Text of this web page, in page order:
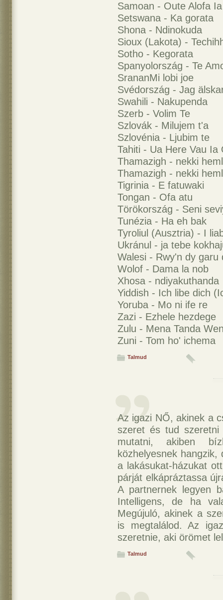
Samoan - Oute Alofa
Setswana - Ka gorata
Shona - Ndinokuda
Sioux (Lakota) -
Sotho - Kegorata
Spanyolország - Te
SrananMi lobi joe
Svédország - Jag
Swahili - Nakupenda
Szerb - Volim Te
Szlovák - Milujem t'a
Szlovénia - Ljubim te
Tahiti - Ua Here Vau Ia
Thamazigh - nekki
Thamazigh - nekki
Tigrinia - E fatuwaki
Tongan - Ofa atu
Törökország - Seni
Tunézia - Ha eh bak
Tyroliul (Ausztria) - I
Ukránul - ja tebe
Walesi - Rwy'n dy garu
Wolof - Dama la nob
Xhosa - ndiyakuthanda
Yiddish - Ich libe dich
Yoruba - Mo ni ife re
Zazi - Ezhele hezdege
Zulu - Mena Tanda
Zuni - Tom ho' ichema
Talmud
Az igazi NŐ, akinek a
szeret és tud
mutatni, akiben
közhelyesnek
a lakásukat-házukat
párját elkápráztassa
A partnernek legyen
Intelligens, de ha
Megújuló, akinek a
is megtalálod. Az
szeretnie, aki örömet
Talmud